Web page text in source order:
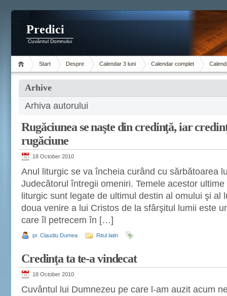
Predici
Cuvântul Domnului
Start Despre Calendar 3 luni Calendar complet
Arhive
Arhiva autorului
Rugăciunea se naşte din credinţă, iar
rugăciune
18 October 2010
Anul liturgic se va încheia curând cu sărbătoarea
Judecătorul întregii omeniri. Temele acestor
liturgic sunt legate de ultimul destin al omului şi al
doua venire a lui Cristos de la sfârşitul lumii este
care îl petrecem în […]
pr. Claudiu Dumea Ritul latin
Credinţa ta te-a vindecat
18 October 2010
Cuvântul lui Dumnezeu pe care l-am auzit acum